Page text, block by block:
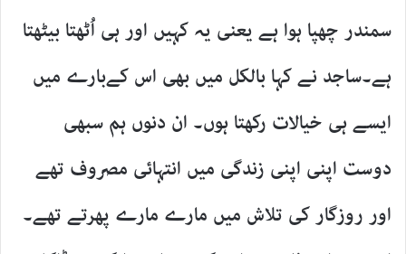
سمندر چھپا ہوا ہے یعنی یہ کہیں اور ہی اُٹھتا بیٹھتا
ہے۔ساجد نے کہا بالکل میں بھی اس کےبارے میں
ایسے ہی خیالات رکھتا ہوں۔ ان دنوں ہم سبھی
دوست اپنی اپنی زندگی میں انتہائی مصروف تھے
اور روزگار کی تلاش میں مارے مارے پھرتے تھے۔